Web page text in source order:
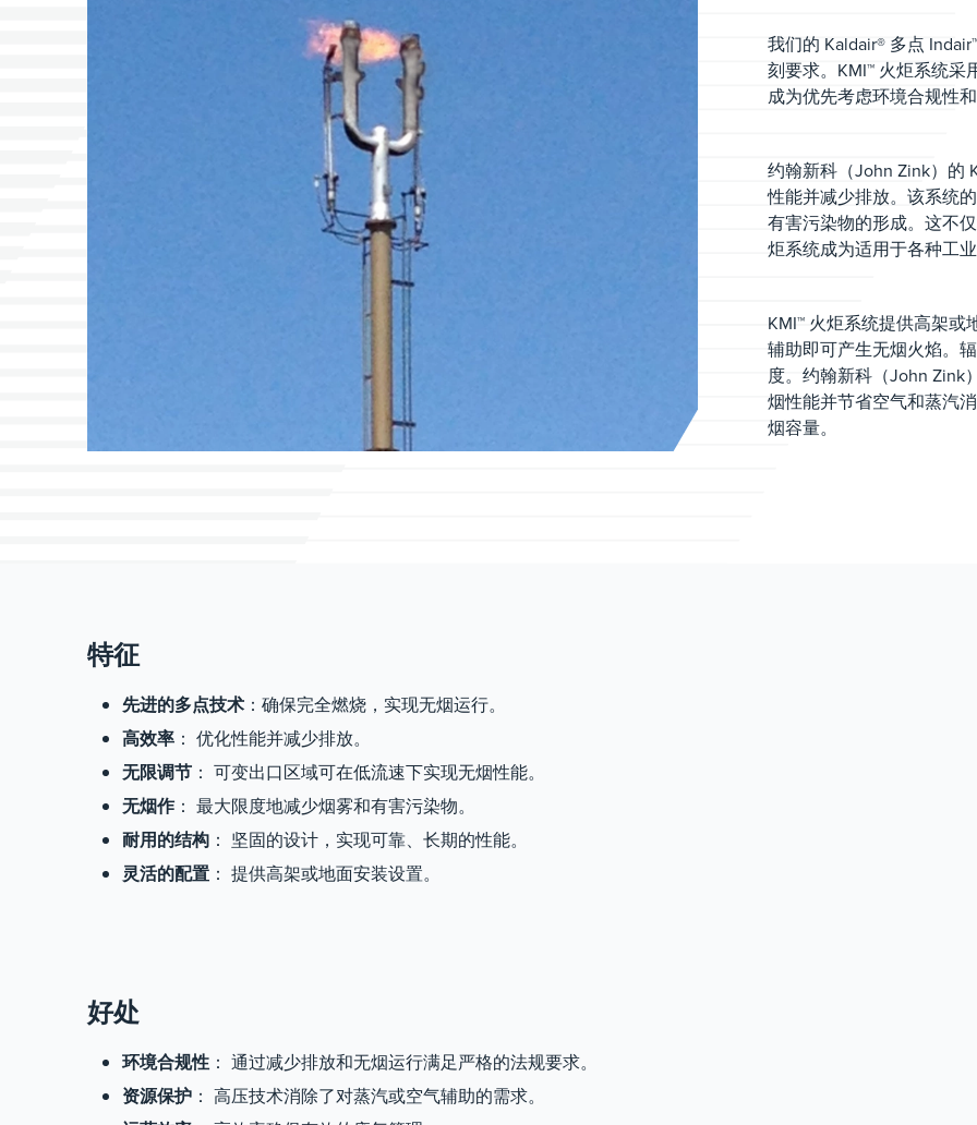
我们的 Kaldair® 多点
刻要求。KMI™ 火炬系统
成为优先考虑环境合规性
约翰新科（John Zink）的
性能并减少排放。该系统
有害污染物的形成。这不
炬系统成为适用于各种工
KMI™ 火炬系统提供高架
辅助即可产生无烟火焰。
度。约翰新科（John Zink
烟性能并节省空气和蒸汽
烟容量。
特征
先进的多点技术 ：确保完全燃烧，实现无烟运行。
高效率 ： 优化性能并减少排放。
无限调节 ： 可变出口区域可在低流速下实现无烟性能。
无烟作： 最大限度地减少烟雾和有害污染物。
耐用的结构 ： 坚固的设计，实现可靠、长期的性能。
灵活的配置 ： 提供高架或地面安装设置。
好处
环境合规性： 通过减少排放和无烟运行满足严格的法规要求。
资源保护 ： 高压技术消除了对蒸汽或空气辅助的需求。